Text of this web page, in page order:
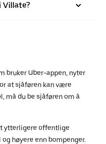
Villate?
bruker Uber-appen, nyter
at sjåføren kan være
må du be sjåføren om å
ytterligere offentlige
høyere enn bompenger.